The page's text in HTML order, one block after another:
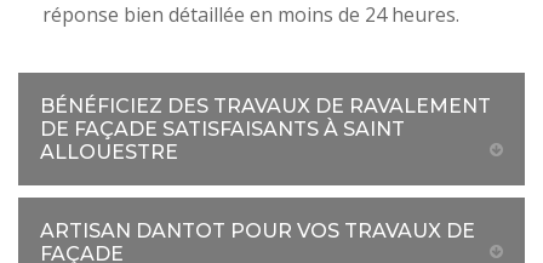
réponse bien détaillée en moins de 24 heures.
BÉNÉFICIEZ DES TRAVAUX DE RAVALEMENT
DE FAÇADE SATISFAISANTS À SAINT
ALLOUESTRE
ARTISAN DANTOT POUR VOS TRAVAUX DE
FAÇADE